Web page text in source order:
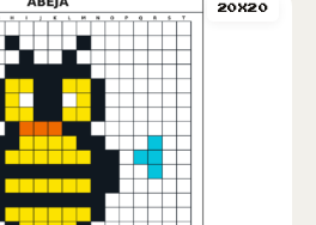
20X20